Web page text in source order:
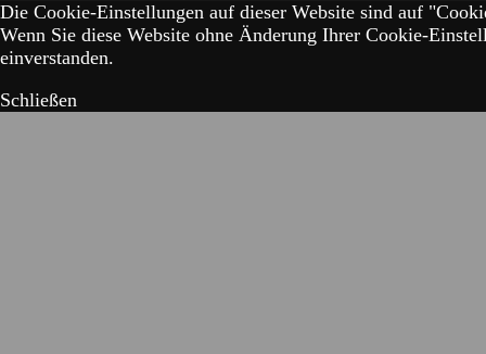
Die Cookie-Einstellungen auf dieser Website sind auf
Wenn Sie diese Website ohne Änderung Ihrer Cookie-
einverstanden.
Schließen